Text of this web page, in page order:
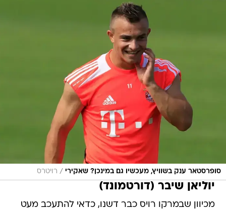
סופרסטאר ענק בשוויץ, מעכשיו גם במינכן? שאקירי / רויטרס
יוליאן שיבר (דורטמונד)
מכיוון שבמרקו רויס כבר דשנו, כדאי להתעכב מעט